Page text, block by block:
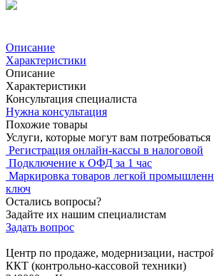
Описание
Характеристики
Описание
Характеристики
Консультация специалиста
Нужна консультация
Похожие товары
Услуги, которые могут вам потребоваться
Регистрация онлайн-кассы в налоговой
Подключение к ОФД за 1 час
Маркировка товаров легкой
ключ
Остались вопросы?
Задайте их нашим специалистам
Задать вопрос
Центр по продаже, модернизации,
ККТ (контрольно-кассовой техники)